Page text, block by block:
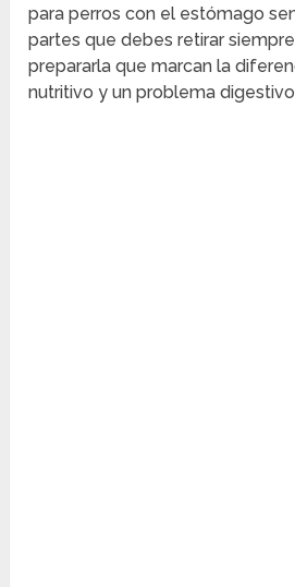
para perros con el estómago
partes que debes retirar
prepararla que marcan la
nutritivo y un problema